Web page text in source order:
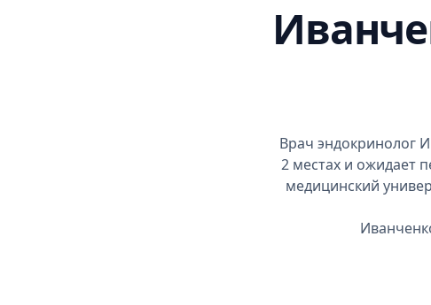
Врач эндокринолог
2 местах и ожидает
медицинский